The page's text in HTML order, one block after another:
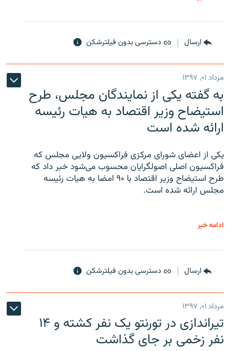
ارسال دسترسی بدون فیلترشکن
مرداد ۰۱, ۱۳۹۷
به گفته یکی از نمایندگان مجلس، طرح
استیضاح وزیر اقتصاد به هیات رئیسه
ارائه شده است
یکی از اعضای شورای مرکزی فراکسیون ولایی مجلس که
فراکسیون اصلی اصولگرایان محسوب می‌شود خبر داد که
طرح استیضاح وزیر اقتصاد با ۹۰ امضا به هیات رئیسه
مجلس ارائه شده است.
ادامه خبر
ارسال دسترسی بدون فیلترشکن
مرداد ۰۱, ۱۳۹۷
تیراندازی در تورنتو یک نفر کشته و ۱۴
نفر زخمی بر جای گذاشت